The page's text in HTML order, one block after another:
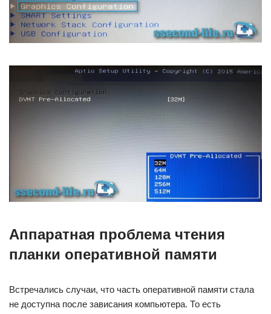
Аппаратная проблема чтения
планки оперативной памяти
Встречались случаи, что часть оперативной памяти стала
не доступна после зависания компьютера. То есть